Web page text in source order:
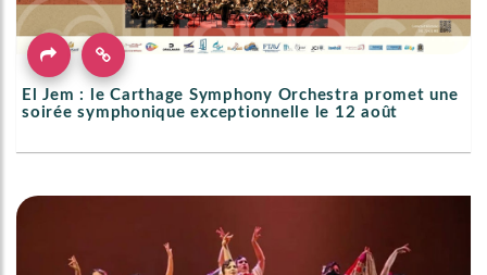
El Jem : le Carthage Symphony Orchestra promet une
soirée symphonique exceptionnelle le 12 août